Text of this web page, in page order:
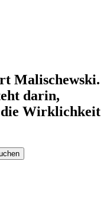
Malischewski.
darin,
die Wirklichkeit